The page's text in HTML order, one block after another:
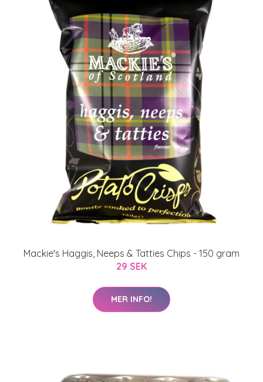
Mackie's Haggis, Neeps & Tatties Chips - 150 gram
29 SEK
MER INFO!